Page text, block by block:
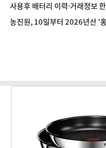
사용후 배터리 이력·거래정보
농진원, 10일부터 2026년산 ‘